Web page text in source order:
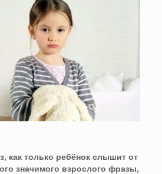
как только ребёнок слышит от
значимого взрослого фразы,